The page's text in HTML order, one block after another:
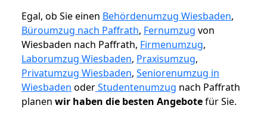
Egal, ob Sie einen Behördenumzug Wiesbaden,
Büroumzug nach Paffrath, Fernumzug von
Wiesbaden nach Paffrath, Firmenumzug,
Laborumzug Wiesbaden, Praxisumzug,
Privatumzug Wiesbaden, Seniorenumzug in
Wiesbaden oderStudentenumzug nach Paffrath
planen wir haben die besten Angebotefür Sie.